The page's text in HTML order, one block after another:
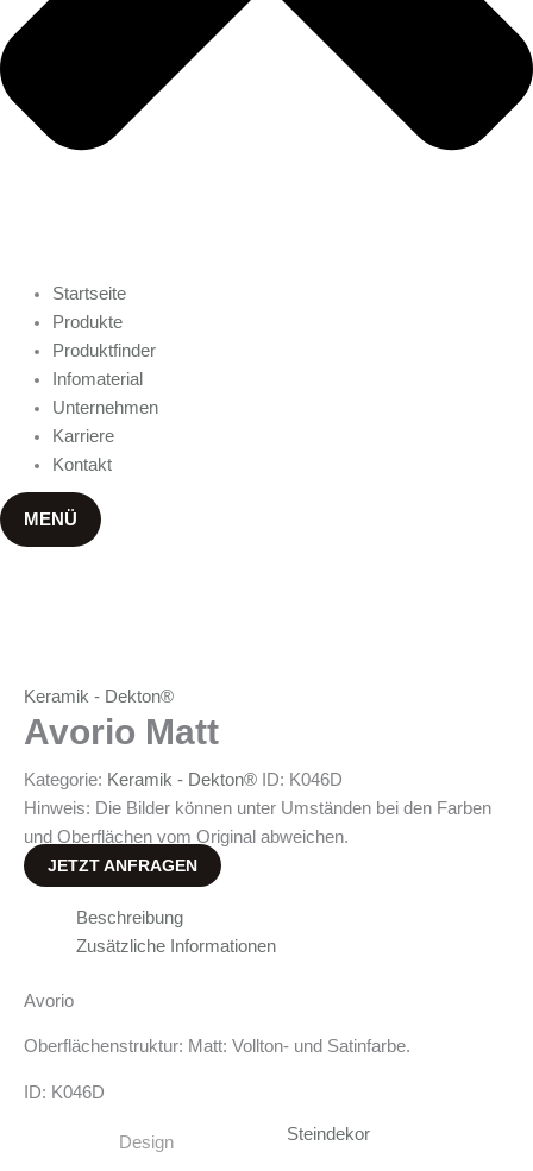
Startseite
Produkte
Produktfinder
Infomaterial
Unternehmen
Karriere
Kontakt
MENÜ
Keramik - Dekton®
Avorio Matt
Kategorie: Keramik - Dekton® ID: K046D
Hinweis: Die Bilder können unter Umständen bei den Farben
und Oberflächen vom Original abweichen.
JETZT ANFRAGEN
Beschreibung
Zusätzliche Informationen
Avorio
Oberflächenstruktur: Matt: Vollton- und Satinfarbe.
ID: K046D
Design Steindekor